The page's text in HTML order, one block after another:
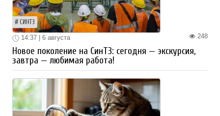
СИНТЗ
248
14:37 | 6 августа
Новое поколение на СинТЗ: сегодня — экскурсия,
завтра — любимая работа!